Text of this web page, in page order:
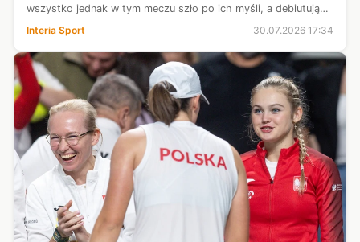
wszystko jednak w tym meczu szło po ich myśli, a debiutujący
sytuacji. "W ...
Interia Sport 30.07.2026 17:34